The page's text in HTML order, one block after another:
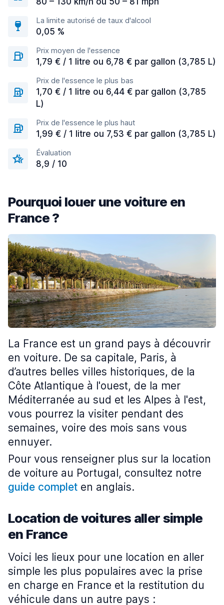
La limite autorisé de taux d'alcool
0,05 %
Prix moyen de l'essence
1,79 € / 1 litre ou 6,78 € par gallon (3,785 L)
Prix de l'essence le plus bas
1,70 € / 1 litre ou 6,44 € par gallon (3,785
L)
Prix de l'essence le plus haut
1,99 € / 1 litre ou 7,53 € par gallon (3,785 L)
Évaluation
8,9 / 10
Pourquoi louer une voiture en
France ?
La France est un grand pays à découvrir
en voiture. De sa capitale, Paris, à
d’autres belles villes historiques, de la
Côte Atlantique à l'ouest, de la mer
Méditerranée au sud et les Alpes à l'est,
vous pourrez la visiter pendant des
semaines, voire des mois sans vous
ennuyer.
Pour vous renseigner plus sur la location
de voiture au Portugal, consultez notre
guide complet en anglais.
Location de voitures aller simple
en France
Voici les lieux pour une location en aller
simple les plus populaires avec la prise
en charge en France et la restitution du
véhicule dans un autre pays :